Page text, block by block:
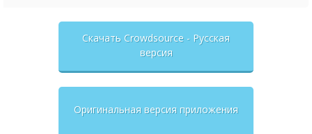
Скачать Crowdsource - Русская
версия
Оригинальная версия приложения